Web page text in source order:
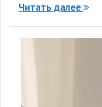
Читать далее